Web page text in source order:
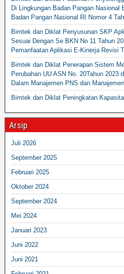
Di Lingkungan Badan Pangan Nasional
Badan Pangan Nasional RI Nomor 4
Bimtek dan Diklat Penyusunan SKP
Sesuai Dengan Se BKN No 11 Tahun
Pemanfaatan Aplikasi E-Kinerja Revisi
Bimtek dan Diklat Penerapan Sistem
Perubahan UU ASN No. 20Tahun 2023
Dalam Manajemen PNS dan
Bimtek dan Diklat Peningkatan
Arsip
Juli 2026
September 2025
Februari 2025
Oktober 2024
September 2024
Mei 2024
Januari 2023
Juni 2022
Juni 2021